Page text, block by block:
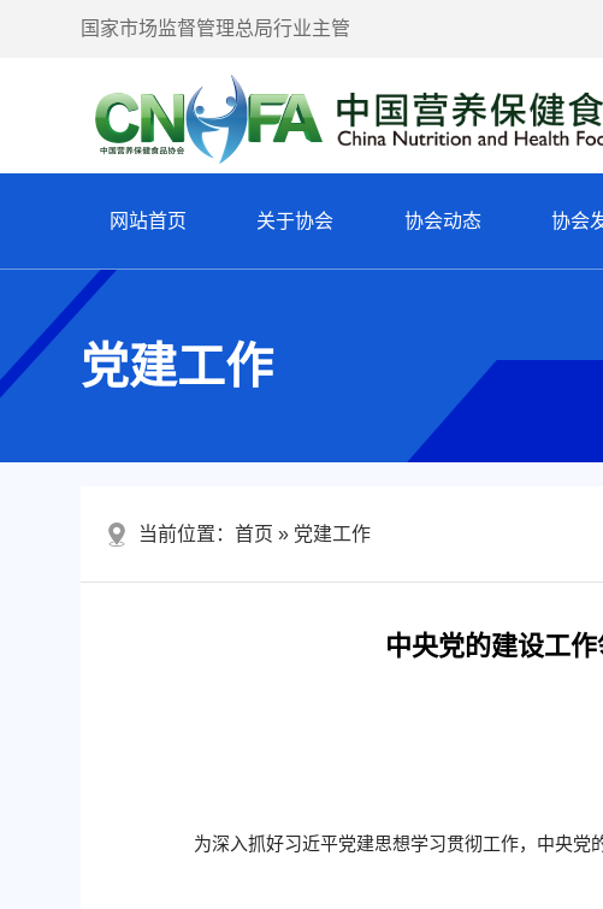
国家市场监督管理总局行业主管
网站首页 关于协会 协会动态 协会
党建工作
当前位置：首页 党建工作
中央党的建设工
为深入抓好习近平党建思想学习贯彻工作，中央党